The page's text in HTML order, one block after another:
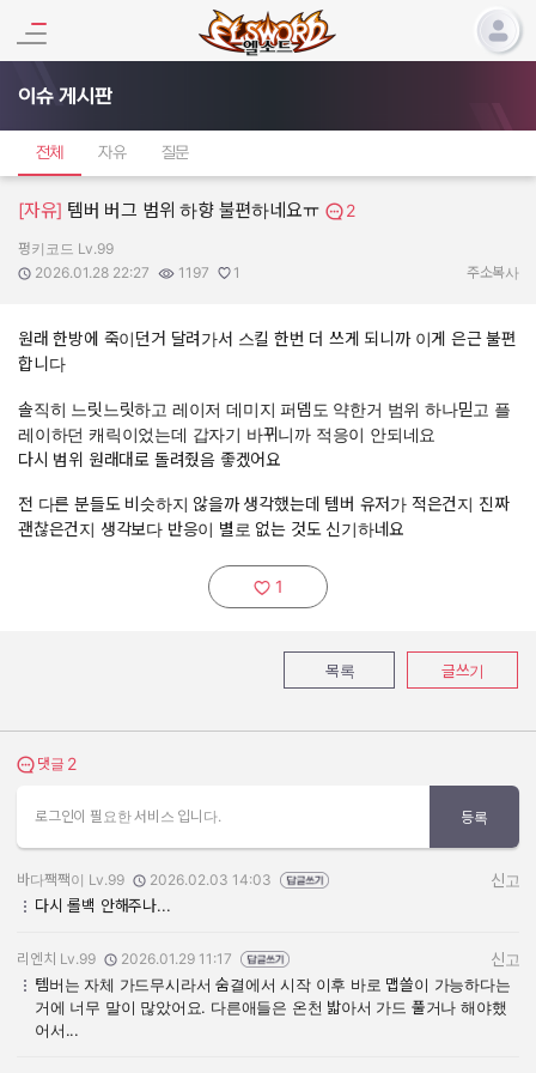
이슈 게시판
전체 자유 질문
[자유] 템버 버그 범위 하향 불편하네요ㅠ 2
작성자:
펑키코드 Lv.99
작성일:
2026.01.28 22:27
조회수:
1197
추천수:
1 주소복사
원래 한방에 죽이던거 달려가서 스킬 한번 더 쓰게 되니까 이게 은근 불편
합니다
솔직히 느릿느릿하고 레이저 데미지 퍼뎀도 약한거 범위 하나믿고 플
레이하던 캐릭이었는데 갑자기 바뀌니까 적응이 안되네요
다시 범위 원래대로 돌려줬음 좋겠어요
전 다른 분들도 비슷하지 않을까 생각했는데 템버 유저가 적은건지 진짜
괜찮은건지 생각보다 반응이 별로 없는 것도 신기하네요
추천하기:
1
목록 글쓰기
댓글 보기
댓글 2
로그인이 필요한 서비스 입니다. 등록
작성자:
바다짹짹이 Lv.99
작성일:
2026.02.03 14:03
신고
다시 롤백 안해주나...
작성자:
리엔치 Lv.99
작성일:
2026.01.29 11:17
신고
템버는 자체 가드무시라서 숨결에서 시작 이후 바로 맵쓸이 가능하다는
거에 너무 말이 많았어요. 다른애들은 온천 밟아서 가드 풀거나 해야했
어서...